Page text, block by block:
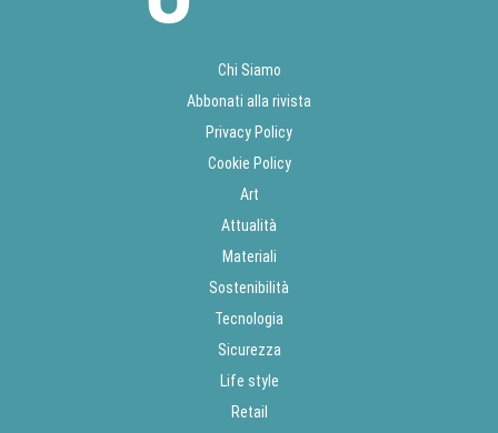
Chi Siamo
Abbonati alla rivista
Privacy Policy
Cookie Policy
Art
Attualità
Materiali
Sostenibilità
Tecnologia
Sicurezza
Life style
Retail